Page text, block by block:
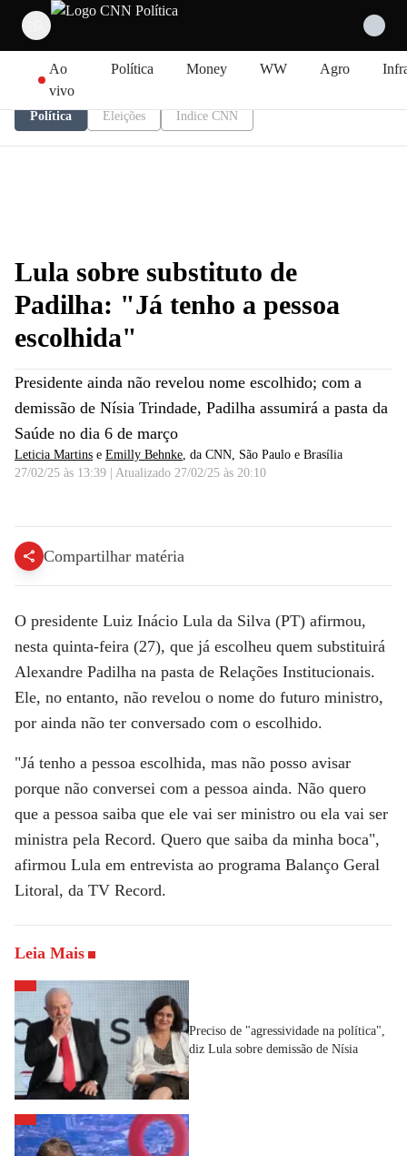
Ao
vivo
Política Money WW Agro
Política Eleições Índice CNN
Lula sobre substituto de
Padilha: "Já tenho a pessoa
escolhida"
Presidente ainda não revelou nome escolhido; com a
demissão de Nísia Trindade, Padilha assumirá a pasta da
Saúde no dia 6 de março
Leticia Martins e Emilly Behnke, da CNN, São Paulo e Brasília
27/02/25 às 13:39
Atualizado 27/02/25 às 20:10
Lula diz que já escolheu substituto de Padilha nas Relações Institucionais | CNN 360º
Compartilhar matéria
O presidente Luiz Inácio Lula da Silva (PT) afirmou,
nesta quinta-feira (27), que já escolheu quem substituirá
Alexandre Padilha na pasta de Relações Institucionais.
Ele, no entanto, não revelou o nome do futuro ministro,
por ainda não ter conversado com o escolhido.
"Já tenho a pessoa escolhida, mas não posso avisar
porque não conversei com a pessoa ainda. Não quero
que a pessoa saiba que ele vai ser ministro ou ela vai ser
ministra pela Record. Quero que saiba da minha boca",
afirmou Lula em entrevista ao programa Balanço Geral
Litoral, da TV Record.
Leia Mais
Preciso de "agressividade na política",
diz Lula sobre demissão de Nísia